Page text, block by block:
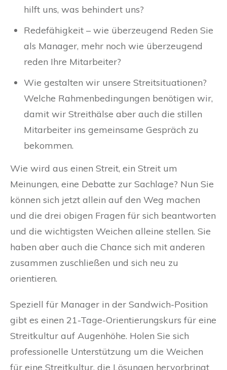
hilft uns, was behindert uns?
Redefähigkeit – wie überzeugend Reden Sie
als Manager, mehr noch wie überzeugend
reden Ihre Mitarbeiter?
Wie gestalten wir unsere Streitsituationen?
Welche Rahmenbedingungen benötigen wir,
damit wir Streithälse aber auch die stillen
Mitarbeiter ins gemeinsame Gespräch zu
bekommen.
Wie wird aus einen Streit, ein Streit um
Meinungen, eine Debatte zur Sachlage? Nun Sie
können sich jetzt allein auf den Weg machen
und die drei obigen Fragen für sich beantworten
und die wichtigsten Weichen alleine stellen. Sie
haben aber auch die Chance sich mit anderen
zusammen zuschließen und sich neu zu
orientieren.
Speziell für Manager in der Sandwich-Position
gibt es einen 21-Tage-Orientierungskurs für eine
Streitkultur auf Augenhöhe. Holen Sie sich
professionelle Unterstützung um die Weichen
für eine Streitkultur, die Lösungen hervorbringt